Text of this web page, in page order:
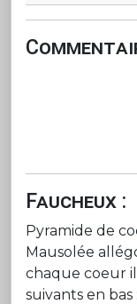
Faucheux :
Pyramide de
Mausolée
chaque coeur
suivants en bas :